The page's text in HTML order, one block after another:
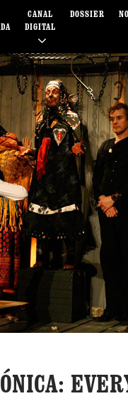
CANAL
DIGITAL
DOSSIER